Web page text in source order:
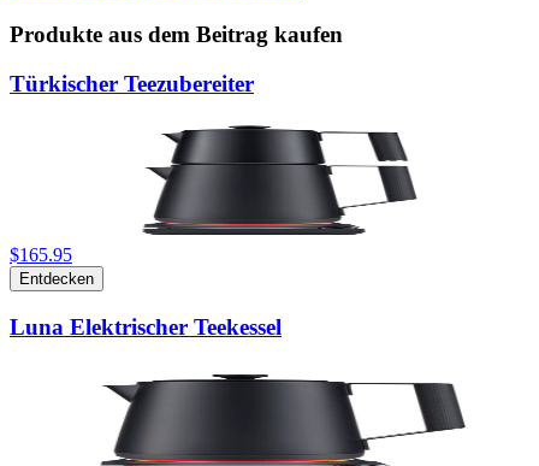
Produkte aus dem Beitrag kaufen
Türkischer Teezubereiter
$165.95
Entdecken
Luna Elektrischer Teekessel